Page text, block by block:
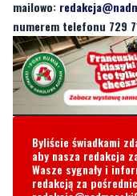
Byliście świadkami
aby nasza redakcja
Wasze sygnały i
telefonu729 715 670